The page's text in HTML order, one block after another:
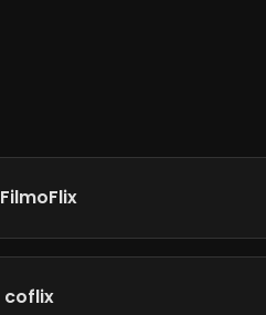
FilmoFlix
coflix